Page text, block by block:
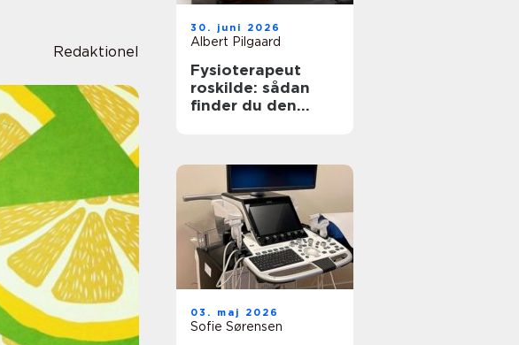
Redaktionel
30. juni 2026
Albert Pilgaard
Fysioterapeut
roskilde: sådan
finder du den
03. maj 2026
Sofie Sørensen